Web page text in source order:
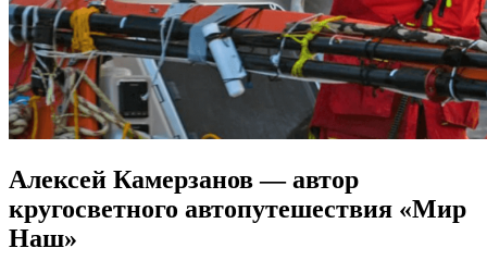
Алексей Камерзанов — автор
кругосветного автопутешествия «Мир
Наш»